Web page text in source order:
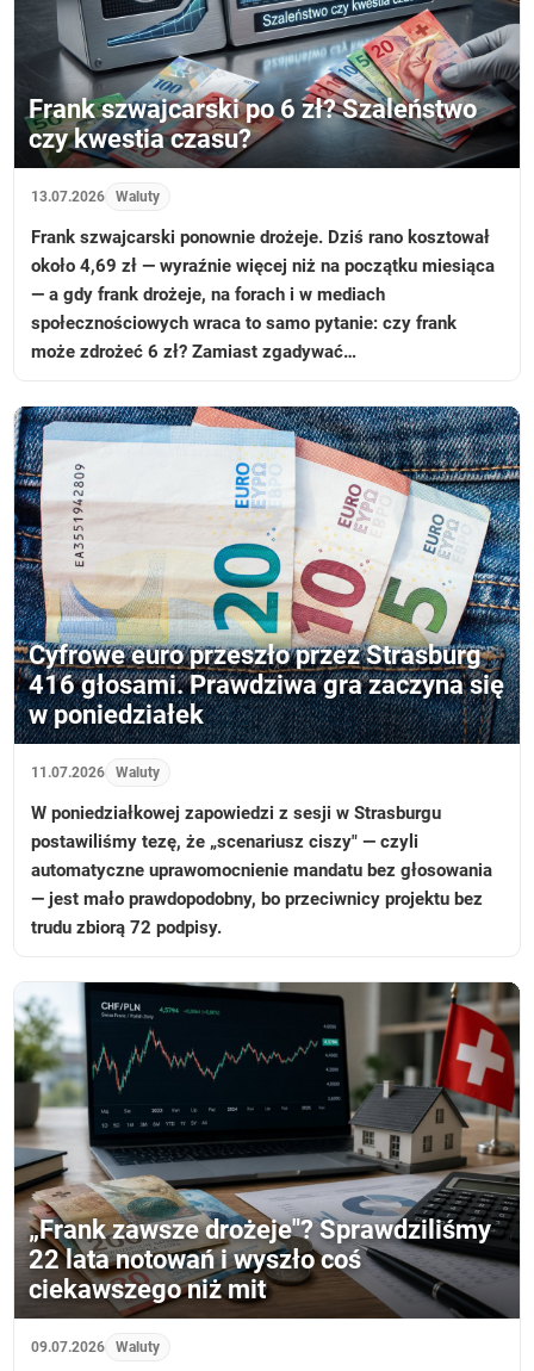
Frank szwajcarski po 6 zł? Szaleństwo
czy kwestia czasu?
13.07.2026 Waluty
Frank szwajcarski ponownie drożeje. Dziś rano kosztował
około 4,69 zł — wyraźnie więcej niż na początku miesiąca
— a gdy frank drożeje, na forach i w mediach
społecznościowych wraca to samo pytanie: czy frank
może zdrożeć 6 zł? Zamiast zgadywać…
Cyfrowe euro przeszło przez Strasburg
416 głosami. Prawdziwa gra zaczyna się
w poniedziałek
11.07.2026 Waluty
W poniedziałkowej zapowiedzi z sesji w Strasburgu
postawiliśmy tezę, że „scenariusz ciszy" — czyli
automatyczne uprawomocnienie mandatu bez głosowania
— jest mało prawdopodobny, bo przeciwnicy projektu bez
trudu zbiorą 72 podpisy.
„Frank zawsze drożeje"? Sprawdziliśmy
22 lata notowań i wyszło coś
ciekawszego niż mit
09.07.2026 Waluty